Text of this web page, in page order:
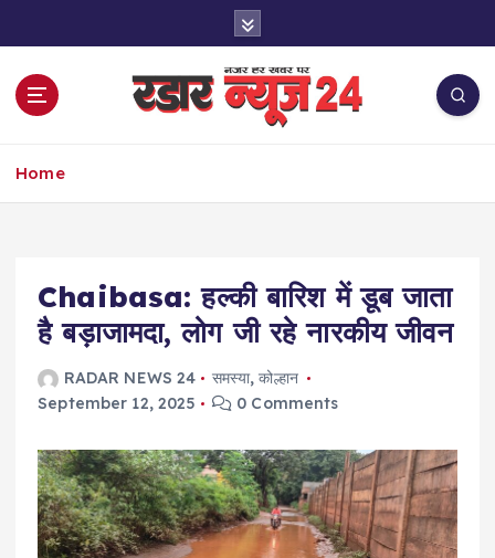
Home
Chaibasa: हल्की बारिश में डूब जाता
है बड़ाजामदा, लोग जी रहे नारकीय जीवन
RADAR NEWS 24 समस्या,कोल्हान
September 12, 2025
0 Comments